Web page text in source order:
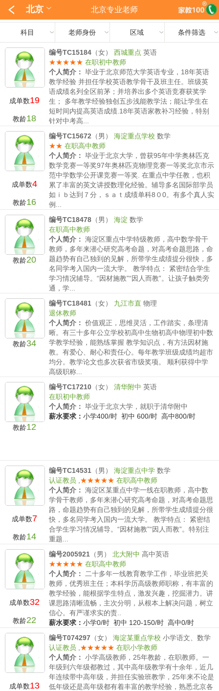
北京 北京专业老师
科目 老师身份 区域 条件筛选
成单数19
教龄18
编号TC15184 （女） 西城重点 英语
★★★★★ 在职初中教师
个人简介： 毕业于北京师范大学英语专业，18年英语
教学经验 并担任学校英语教学骨干及班主任。班级英
语成绩名列全区前茅；并培养出多个英语竞赛获奖学
生； 多年教学经验独创五步浅能教学法；能让学生在
短时间内提高英语成绩.18年英语家教补习经验，特别
针对中考高...
800/时
成单数4
教龄16
编号TC15672 （男） 海淀重点学校 数学
★★ 在职高中教师
个人简介： 毕业于北京大学，曾获95年中学奥林匹克
数学竞赛一等奖97年奥林匹克物理竞赛一等奖北京市示
范中学数学公开课竞赛一等奖. 在重点中学任教，也积
累了丰富的英文讲授数理化经验。辅导多名国际部学员
如ｉｂ达到７分，ｓａｔ成绩单科8０0。有多个真人实
例...
900/时
教龄20
编号TC18478 （男） 海淀 数学
在职高中教师
个人简介： 海淀区重点中学特级教师，高中数学骨干
教师，多年来潜心研究高考命题，对高考命题思路，命
题趋势有自己独到的见解，所带学生成绩提分很快，多
名同学考入国内一流大学。 教学特点： 紧密结合学生
学习情况辅导。“因材施教”“因人而教”。让孩子触类旁
通，学...
教龄34
编号TC18481 （女） 九江市直 物理
退休教师
个人简介： 价值观正，思维灵活，工作踏实，条理清
晰。有三十多年公立学校初高中生物初高中物理初中数
学教学经验，能熟练掌握 教学知识点，有方法因材施
教。有爱心、耐心和责任心。每年教学班级成绩均超市
均分。教学论文也多次获省市级奖项。 顺利获得中学
高级职称...
教龄12
编号TC17210 （女） 清华附中 英语
在职初中教师
个人简介： 毕业于北京大学，就职于清华附中
薪水要求： 小学400/时 初中 600/时 高中800/时
成单数7
教龄14
编号TC14531 （男） 海淀重点中学 数学
认证教员
★★★★★ 在职高中教师
个人简介： 海淀区某重点中学一线在职教师，高中数
学骨干教师，多年来潜心研究高考命题，对高考命题思
路，命题趋势有自己独到的见解，所带学生成绩提分很
快，多名同学考入国内一流大学。 教学特点： 紧密结
合学生学习情况辅导。“因材施教”“因人而教”。特别注
重题...
中600--1000/时
成单数32
教龄22
编号2005921 （男） 北大附中 高中英语
★★★★★ 在职高中教师
个人简介：
二十多年一线教育教学工作，毕业班把关
教师，优秀班主任；本科学历高级教师职称，有丰富的
教学经验，能根据学生特点，激发兴趣，挖掘潜力。讲
课思路清晰流畅，主次分明，从根本上解决问题，树立
信心。有严谨求实的责..
薪水要求： 小学0/时 初中 120-150/时 高中0/时
成单数13
编号T074297 （女） 海淀某重点学校 小学语文、数学
认证教员
★★★★★ 在职小学教师
个人简介： 小学高级教师，25年教龄，在职教师。一
年级到六年级都教过，其中高年级教学有十余年，近几
年连续带中高年级，并担任实验班教学，25年来不论是
低年级还是高年级都有着丰富的教学经验，熟悉北京各